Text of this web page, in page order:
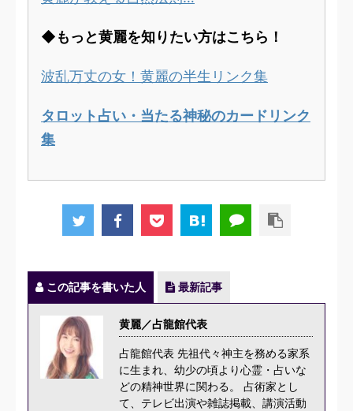
◆もっと黄麗を知りたい方はこちら！
波乱万丈の女！黄麗の半生リンク集
タロット占い・当たる神秘のカードリンク
集
この記事を書いた人 最新記事
黄麗／占龍館代表
占龍館代表 先祖代々神主を務める家系
に生まれ、幼少の頃より心霊・占いな
どの精神世界に関わる。 占術家とし
て、テレビ出演や雑誌掲載、講演活動